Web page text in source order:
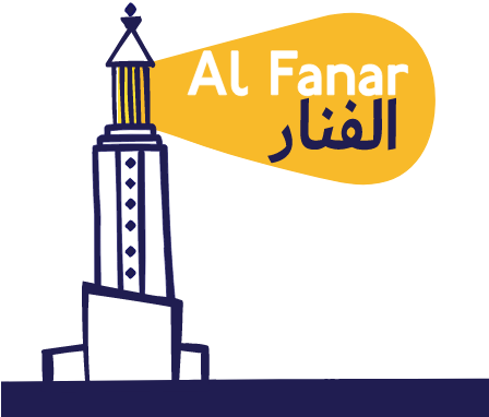
Extracto del cómic “Carta a la
madre”de Mazen Kerbaj en
versión catalana
julio 19, 2016 Autor: AlFanar